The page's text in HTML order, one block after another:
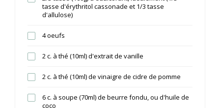
tasse d'érythritol cassonade et 1/3 tasse
d'allulose)
4 oeufs
2 c. à thé (10ml) d'extrait de vanille
2 c. à thé (10ml) de vinaigre de cidre de pomme
6 c. à soupe (70ml) de beurre fondu, ou d'huile de
coco